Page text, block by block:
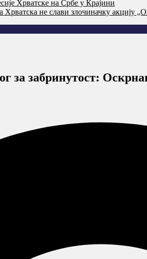
Хрватске на Србе у Крајини
не слави злочиначку акцију
за забринутост: